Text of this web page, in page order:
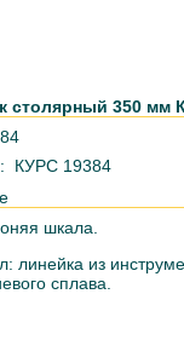
столярный 350 мм
: КУРС 19384
шкала.
линейка из
сплава.